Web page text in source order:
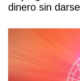
dinero sin